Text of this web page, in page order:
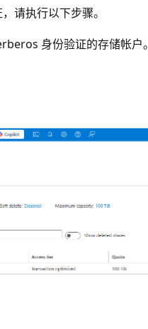
请执行以下步骤。
身份验证的存储帐户。